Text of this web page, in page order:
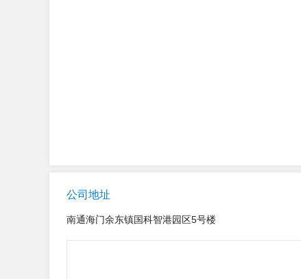
公司地址
南通海门余东镇国科智港园区5号楼